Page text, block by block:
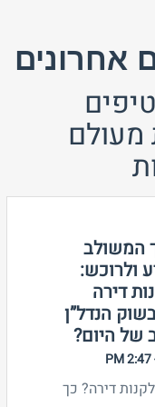
אחרונים
מעולם
המשולב
ולרוכש:
דירה
הנדל”ן
של היום?
דירה? כך